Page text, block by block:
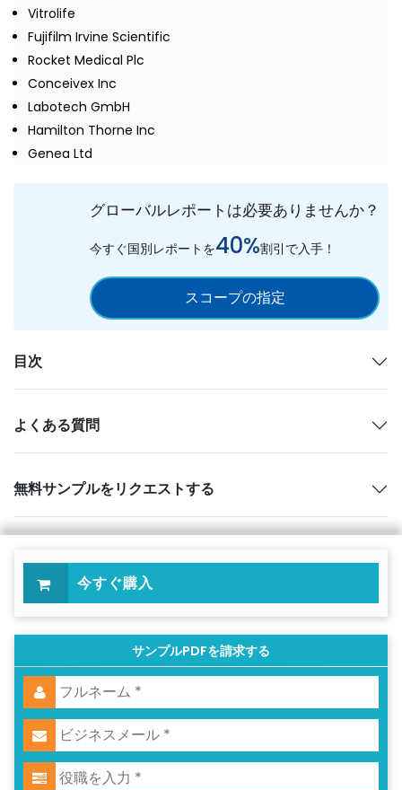
Vitrolife
Fujifilm Irvine Scientific
Rocket Medical Plc
Conceivex Inc
Labotech GmbH
Hamilton Thorne Inc
Genea Ltd
グローバルレポートは必要ありませんか？
今すぐ国別レポートを40%割引で入手！
スコープの指定
目次
よくある質問
無料サンプルをリクエストする
今すぐ購入
サンプルPDFを請求する